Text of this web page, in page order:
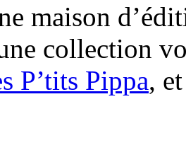
maison
collection
P’tits Pippa,